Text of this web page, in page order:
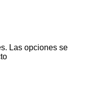
Las opciones se